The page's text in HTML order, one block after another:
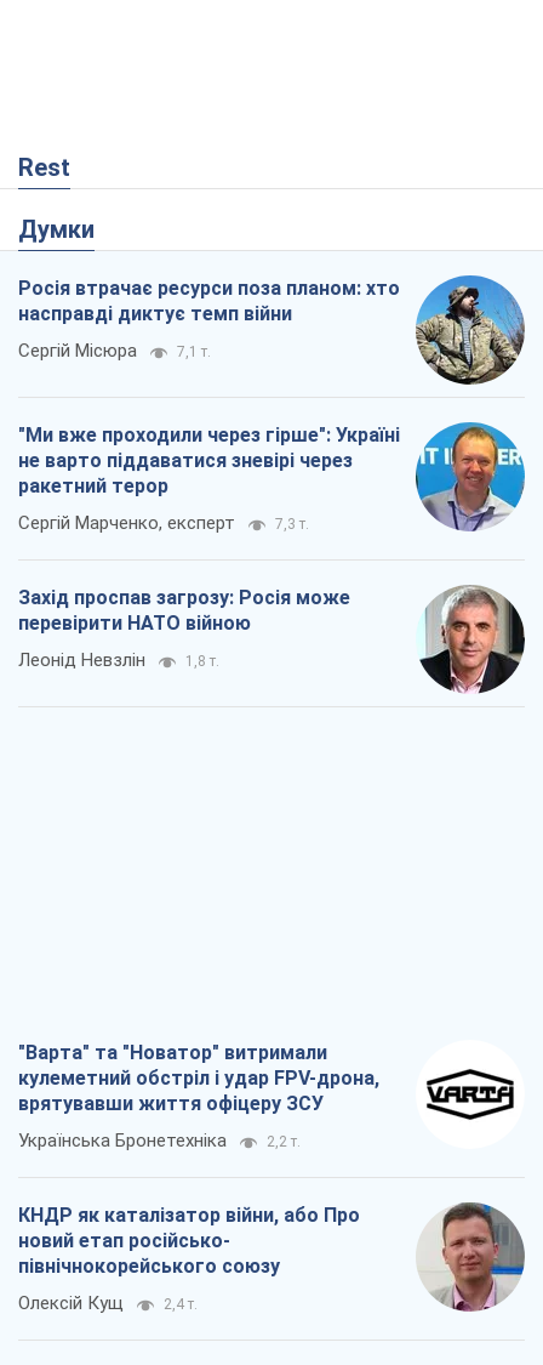
Rest
Думки
Росія втрачає ресурси поза планом: хто
насправді диктує темп війни
Сергій Місюра 7,1 т.
"Ми вже проходили через гірше": Україні
не варто піддаватися зневірі через
ракетний терор
Сергій Марченко, експерт 7,3 т.
Захід проспав загрозу: Росія може
перевірити НАТО війною
Леонід Невзлін 1,8 т.
"Варта" та "Новатор" витримали
кулеметний обстріл і удар FPV-дрона,
врятувавши життя офіцеру ЗСУ
Українська Бронетехніка 2,2 т.
КНДР як каталізатор війни, або Про
новий етап російсько-
північнокорейського союзу
Олексій Кущ 2,4 т.